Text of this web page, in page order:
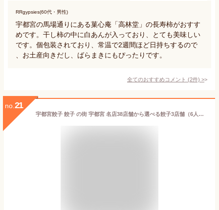
RRgypsies(60代・男性)
宇都宮の馬場通りにある菓心庵「高林堂」の長寿柿がおすす
めです。干し柿の中に白あんが入っており、とても美味しい
です。個包装されており、常温で2週間ほど日持ちするので
、お土産向きだし、ばらまきにもぴったりです。
全てのおすすめコメント (2件) >
no. 21
宇都宮餃子 餃子 の街 宇都宮 名店38店舗から選べる餃子3店舗（6人前セット） 専用タレ・ラー油付 送料無料 | ギョウザ ギョーザ ぎょうざ 宇都宮 餃子 有名 ホワイトデー ギフト お返し 2026 バレンタイン 餃子 プレゼント ギフト お祝い 内祝い お返し お土産 お取り寄せ